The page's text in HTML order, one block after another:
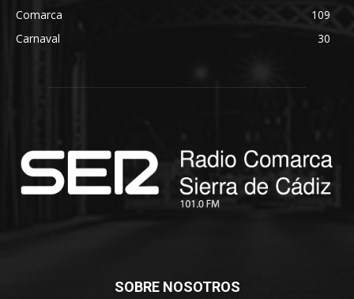
Comarca
109
Carnaval
30
SOBRE NOSOTROS